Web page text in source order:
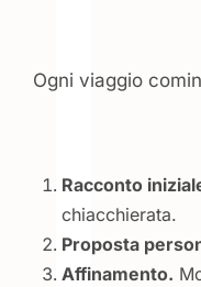
Ogni viaggio
Racconto
chiacchierata.
Proposta
Affinamento.